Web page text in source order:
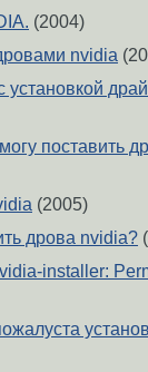
(2004)
nvidia
установкой
поставить
(2005)
дрова nvidia?
installer: